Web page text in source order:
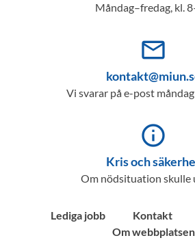
Måndag–fredag, kl.
mail_outline
Vi svarar på e-post
info_outline
Kris och
Om nödsituation skulle
Lediga jobb Kontakt
Om webbplatsen